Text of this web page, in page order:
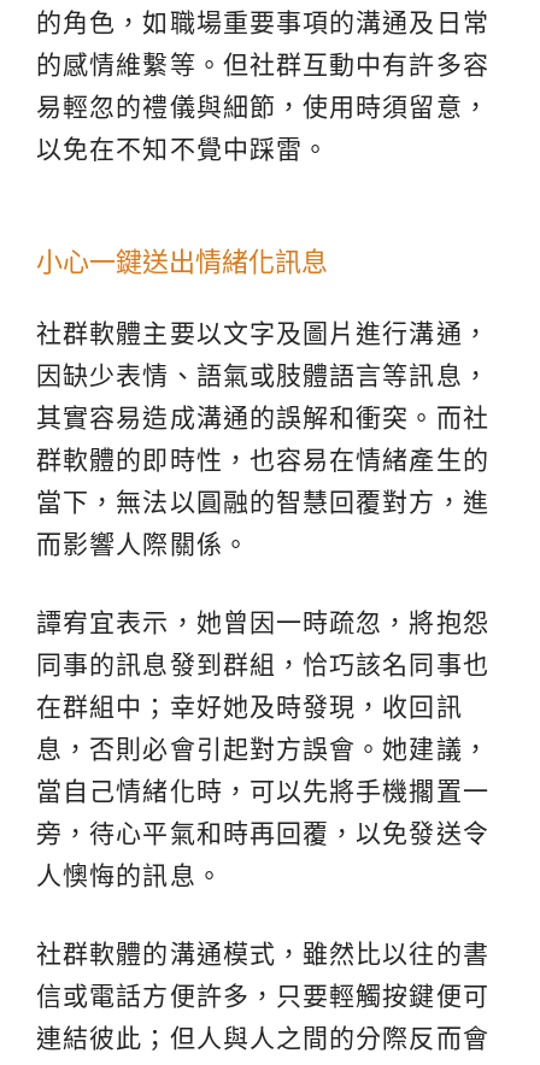
的角色，如職場重要事項的溝通及日常
的感情維繫等。但社群互動中有許多容
易輕忽的禮儀與細節，使用時須留意，
以免在不知不覺中踩雷。
小心一鍵送出情緒化訊息
社群軟體主要以文字及圖片進行溝通，
因缺少表情、語氣或肢體語言等訊息，
其實容易造成溝通的誤解和衝突。而社
群軟體的即時性，也容易在情緒產生的
當下，無法以圓融的智慧回覆對方，進
而影響人際關係。
譚宥宜表示，她曾因一時疏忽，將抱怨
同事的訊息發到群組，恰巧該名同事也
在群組中；幸好她及時發現，收回訊
息，否則必會引起對方誤會。她建議，
當自己情緒化時，可以先將手機擱置一
旁，待心平氣和時再回覆，以免發送令
人懊悔的訊息。
社群軟體的溝通模式，雖然比以往的書
信或電話方便許多，只要輕觸按鍵便可
連結彼此；但人與人之間的分際反而會